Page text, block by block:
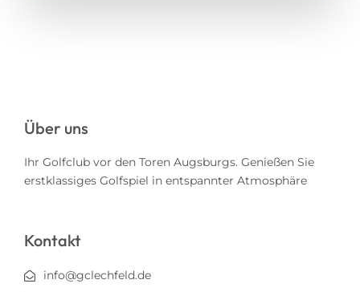
Über uns
Ihr Golfclub vor den Toren Augsburgs. Genießen Sie
erstklassiges Golfspiel in entspannter Atmosphäre
Kontakt
info@gclechfeld.de